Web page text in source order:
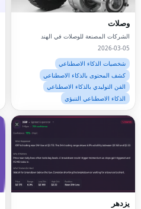
وصلات
الشركات المصنعة للوصلات في الهند
2026-03-05
شخصيات الذكاء الاصطناعي
كشف المحتوى بالذكاء الاصطناعي
الفن التوليدي بالذكاء الاصطناعي
الذكاء الاصطناعي التنبؤي
يزدهر